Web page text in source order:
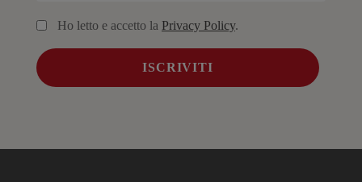
Ho letto e accetto la Privacy Policy.